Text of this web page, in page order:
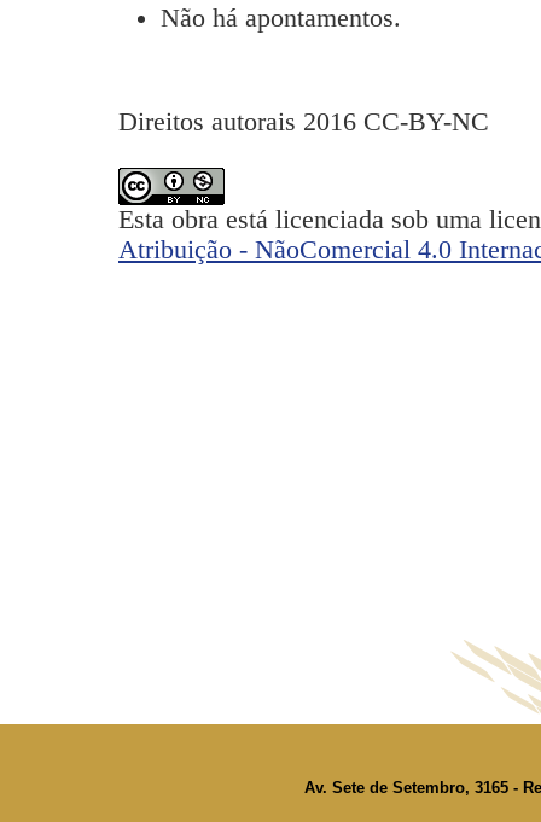
Não há apontamentos.
Direitos autorais 2016 CC-BY-NC
Esta obra está licenciada sob uma
Atribuição - NãoComercial 4.0
Av. Sete de Setembro, 3165 -